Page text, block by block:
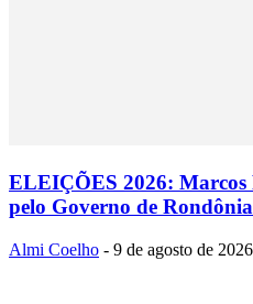
ELEIÇÕES 2026:
pelo Governo de
Almi Coelho - 9 de agosto de 2026